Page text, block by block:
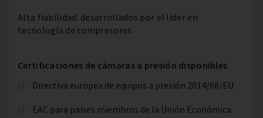
Alta fiabilidad: desarrollados por el líder en
tecnología de compresores
Certificaciones de cámaras a presión disponibles
Directiva europea de equipos a presión 2014/68/EU
EAC para países miembros de la Unión Económica